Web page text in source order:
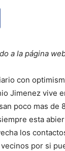
a la página
con
Jimenez vive
poco mas de
esta
los
por si